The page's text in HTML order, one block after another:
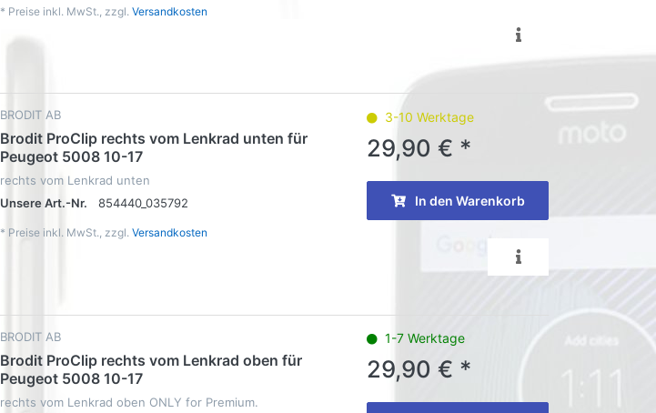
* Preise inkl. MwSt., zzgl. Versandkosten
BRODIT AB
Brodit ProClip rechts vom Lenkrad unten für
Peugeot 5008 10-17
rechts vom Lenkrad unten
Unsere Art.-Nr.
854440_035792
* Preise inkl. MwSt., zzgl. Versandkosten
3-10 Werktage
29,90 € *
In den Warenkorb
BRODIT AB
Brodit ProClip rechts vom Lenkrad oben für
Peugeot 5008 10-17
rechts vom Lenkrad oben ONLY for Premium.
1-7 Werktage
29,90 € *